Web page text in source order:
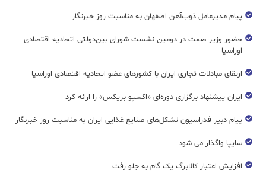
پیام مدیرعامل ذوب‌آهن اصفهان به مناسبت روز خبرنگار
حضور وزیر صمت در دومین نشست شورای بین‌دولتی اتحادیه اقتصادی
اوراسیا
ارتقای مبادلات تجاری ایران با کشورهای عضو اتحادیه اقتصادی اوراسیا
ایران پیشنهاد برگزاری دوره‌ای «اکسپو بریکس» را ارائه کرد
پیام دبیر فدراسیون تشکل‌های صنایع غذایی ایران به مناسبت روز خبرنگار
سایپا واگذار می شود
افزایش اعتبار کالابرگ یک گام به جلو رفت